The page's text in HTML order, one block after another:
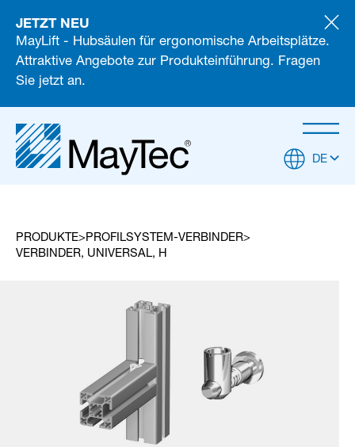
JETZT NEU
MayLift - Hubsäulen für ergonomische Arbeitsplätze.
Attraktive Angebote zur Produkteinführung. Fragen
Sie jetzt an.
DE
PRODUKTE
PROFILSYSTEM-VERBINDER
VERBINDER, UNIVERSAL, H